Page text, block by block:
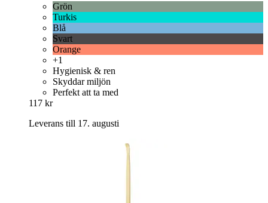
Grön
Turkis
Blå
Svart
Orange
+1
Hygienisk & ren
Skyddar miljön
Perfekt att ta med
117 kr
Leverans till 17. augusti